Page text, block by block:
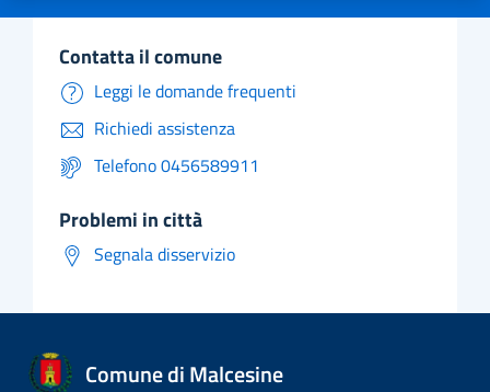
contatta il comune
Leggi le domande frequenti
Richiedi assistenza
Telefono 0456589911
problemi in città
Segnala disservizio
Comune di Malcesine